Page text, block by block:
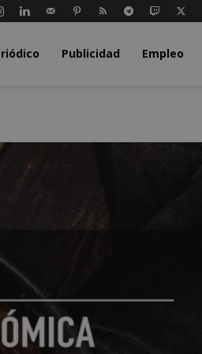
Publicidad Empleo